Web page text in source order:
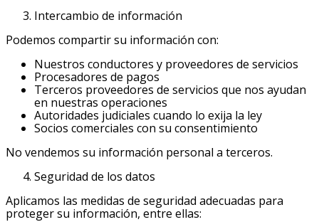
Intercambio de información
Podemos compartir su información con:
Nuestros conductores y proveedores de servicios
Procesadores de pagos
Terceros proveedores de servicios que nos ayudan
en nuestras operaciones
Autoridades judiciales cuando lo exija la ley
Socios comerciales con su consentimiento
No vendemos su información personal a terceros.
Seguridad de los datos
Aplicamos las medidas de seguridad adecuadas para
proteger su información, entre ellas: